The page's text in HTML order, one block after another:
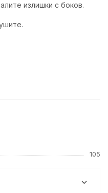
излишки с боков.
105